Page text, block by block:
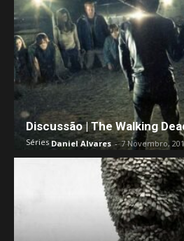
Discussão | The Walking
SériesDaniel Alvares - 7 Novembro,